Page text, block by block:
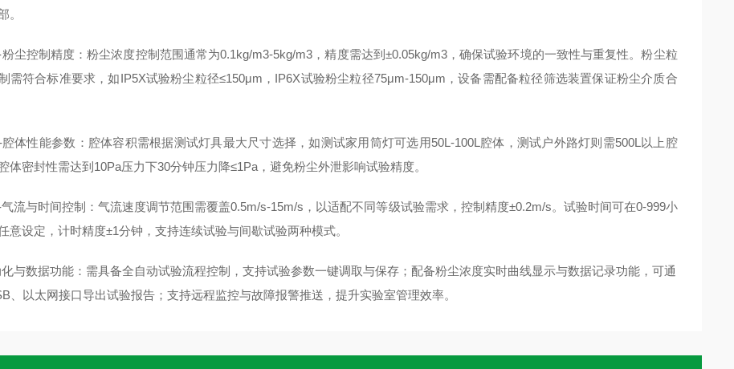
。
控制精度：粉尘浓度控制范围通常为0.1kg/m3-5kg/m3，精度需达到±0.05kg/m3，确保试验环境的一致性与重复性。粉尘粒
需符合标准要求，如IP5X试验粉尘粒径≤150μm，IP6X试验粉尘粒径75μm-150μm，设备需配备粒径筛选装置保证粉尘介质合
性能参数：腔体容积需根据测试灯具最大尺寸选择，如测试家用筒灯可选用50L-100L腔体，测试户外路灯则需500L以上腔
体密封性需达到10Pa压力下30分钟压力降≤1Pa，避免粉尘外泄影响试验精度。
与时间控制：气流速度调节范围需覆盖0.5m/s-15m/s，以适配不同等级试验需求，控制精度±0.2m/s。试验时间可在0-999小
意设定，计时精度±1分钟，支持连续试验与间歇试验两种模式。
与数据功能：需具备全自动试验流程控制，支持试验参数一键调取与保存；配备粉尘浓度实时曲线显示与数据记录功能，可通
、以太网接口导出试验报告；支持远程监控与故障报警推送，提升实验室管理效率。